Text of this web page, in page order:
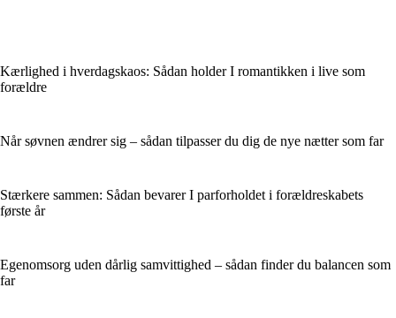
Kærlighed i hverdagskaos: Sådan holder I romantikken i live som
forældre
Når søvnen ændrer sig – sådan tilpasser du dig de nye nætter som far
Stærkere sammen: Sådan bevarer I parforholdet i forældreskabets
første år
Egenomsorg uden dårlig samvittighed – sådan finder du balancen som
far